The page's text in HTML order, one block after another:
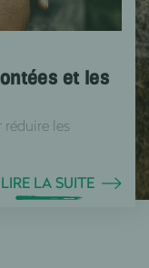
et les
les
LIRE LA SUITE